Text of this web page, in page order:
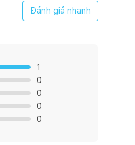
Đánh giá nhanh
1
0
0
0
0